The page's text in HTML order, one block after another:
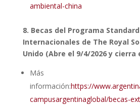
ambiental-china
8. Becas del Programa
Internacionales de The Royal
Unido (Abre el 9/4/2026 y cierra
Más
información:https://
campusargentinaglobal/becas-